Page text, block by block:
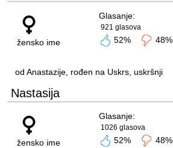
žensko ime
Glasanje:
921 glasova
52% 48%
od Anastazije, rođen na Uskrs, uskršnji
Nastasija
žensko ime
Glasanje:
1026 glasova
52% 48%